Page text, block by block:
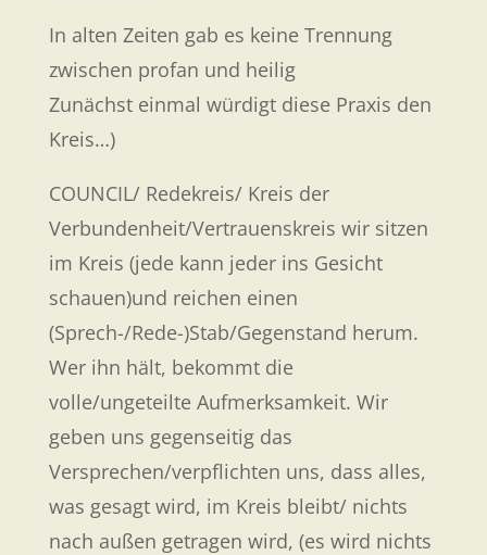
In alten Zeiten gab es keine Trennung
zwischen profan und heilig
Zunächst einmal würdigt diese Praxis den
Kreis…)
COUNCIL/ Redekreis/ Kreis der
Verbundenheit/Vertrauenskreis wir sitzen
im Kreis (jede kann jeder ins Gesicht
schauen)und reichen einen
(Sprech-/Rede-)Stab/Gegenstand herum.
Wer ihn hält, bekommt die
volle/ungeteilte Aufmerksamkeit. Wir
geben uns gegenseitig das
Versprechen/verpflichten uns, dass alles,
was gesagt wird, im Kreis bleibt/ nichts
nach außen getragen wird, (es wird nichts